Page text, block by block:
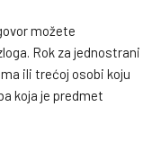
možete
Rok za jednostrani
ili trećoj osobi koju
koja je predmet